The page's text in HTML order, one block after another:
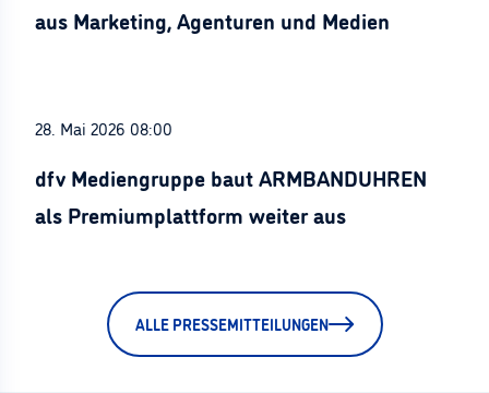
aus Marketing, Agenturen und Medien
28. Mai 2026 08:00
dfv Mediengruppe baut ARMBANDUHREN
als Premiumplattform weiter aus
ALLE PRESSEMITTEILUNGEN